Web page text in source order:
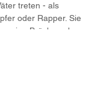
treten - als
oder Rapper. Sie
eine Brücke gehen.